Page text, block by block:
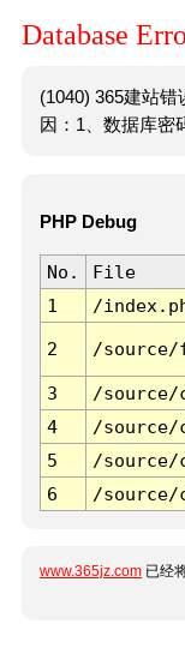
Database
(1040) 365建站
因：1、数据库密
PHP Debug
No. File
1
/
2 /source/
3 /source/
4
/source/
5
/source/
6
/source/
www.365jz.com 已经